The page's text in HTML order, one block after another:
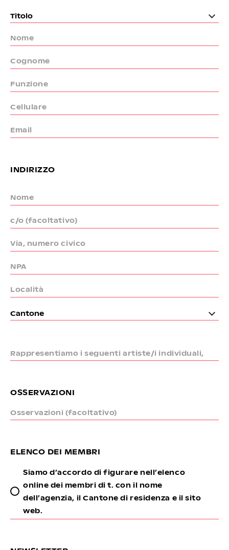
Nome
Cognome
Funzione
Cellulare
Email
INDIRIZZO
Nome
c/o (facoltativo)
Via, numero civico
NPA
Località
Rappresentiamo i seguenti artiste/i individuali,
duo e gruppi teatrali
OSSERVAZIONI
Osservazioni (facoltativo)
ELENCO DEI MEMBRI
Siamo d’accordo di figurare nell’elenco
online dei membri di t. con il nome
dell’agenzia, il Cantone di residenza e il sito
web.